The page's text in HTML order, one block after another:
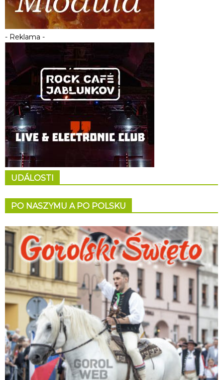
- Reklama -
UDÁLOSTI
PO NASZYMU A PO POLSKU